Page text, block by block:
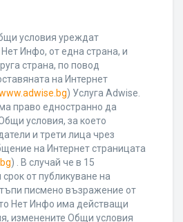
условия уреждат
Инфо, от една страна, и
страна, по повод
на Интернет
) Услуга Adwise.
право едностранно да
условия, за което
и трети лица чрез
на Интернет страницата
) . В случай че в 15
от публикуване на
писмено възражение от
Нет Инфо има действащи
изменените Общи условия